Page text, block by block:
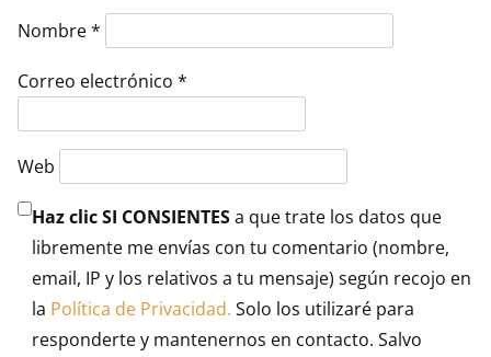
Nombre*
Correo electrónico *
Web
Haz clic SI CONSIENTESa que trate los datos que
libremente me envías con tu comentario (nombre,
email, IP y los relativos a tu mensaje) según recojo en
la Política de Privacidad. Solo los utilizaré para
responderte y mantenernos en contacto. Salvo